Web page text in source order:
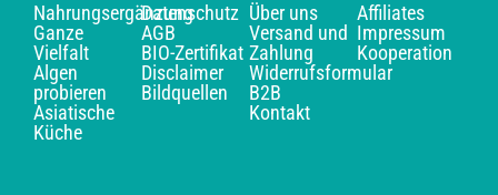
Nahrungsergänzung
Ganze
Vielfalt
Algen
probieren
Asiatische
Küche
Datenschutz
AGB
BIO-Zertifikat
Disclaimer
Bildquellen
Über uns
Versand und
Zahlung
Widerrufsformular
B2B
Kontakt
Affiliates
Impressum
Kooperation